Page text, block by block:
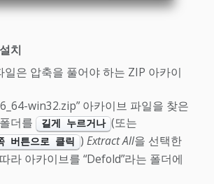
치
일은 압축을 풀어야 하는 ZIP 아카이
win32.zip” 아카이브 파일을 찾은
더를 길게 누르거나 (또는
버튼으로 클릭 ) Extract All을 선택한
라 아카이브를 “Defold”라는 폴더에